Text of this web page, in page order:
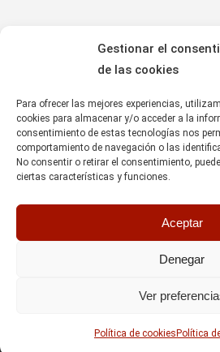
Gestionar el
de las cookies
Para ofrecer las mejores experiencias,
cookies para almacenar y/o acceder a la
consentimiento de estas tecnologías nos
comportamiento de navegación o las
No consentir o retirar el consentimiento,
ciertas características y funciones.
Aceptar
Denegar
Ver
Política de cookies Política